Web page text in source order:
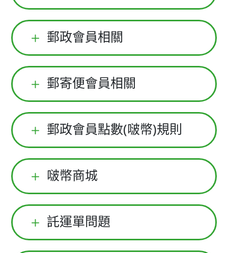
郵政會員相關
郵寄便會員相關
郵政會員點數(啵幣)規則
啵幣商城
託運單問題